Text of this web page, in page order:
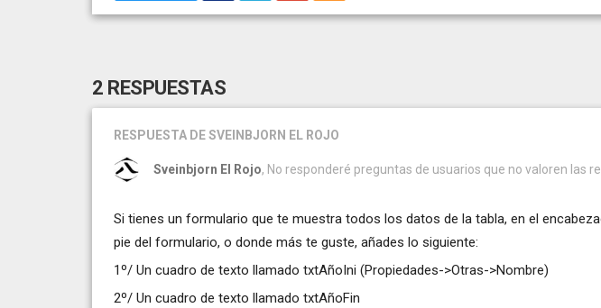
2 RESPUESTAS
RESPUESTA DE SVEINBJORN EL ROJO
Sveinbjorn El Rojo, No responderé preguntas de usuarios que no valoren las
Si tienes un formulario que te muestra todos los datos de la tabla, en el
pie del formulario, o donde más te guste, añades lo siguiente:
1º/ Un cuadro de texto llamado txtAñoIni (Propiedades->Otras->Nombre)
2º/ Un cuadro de texto llamado txtAñoFin